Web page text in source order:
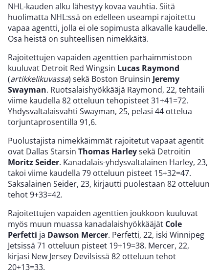
NHL-kauden alku lähestyy kovaa vauhtia. Siitä
huolimatta NHL:ssä on edelleen useampi rajoitettu
vapaa agentti, jolla ei ole sopimusta alkavalle kaudelle.
Osa heistä on suhteellisen nimekkäitä.
Rajoitettujen vapaiden agenttien parhaimmistoon
kuuluvat Detroit Red Wingsin Lucas Raymond
(artikkelikuvassa) sekä Boston Bruinsin Jeremy
Swayman. Ruotsalaishyökkääjä Raymond, 22, tehtaili
viime kaudella 82 otteluun tehopisteet 31+41=72.
Yhdysvaltalaisvahti Swayman, 25, pelasi 44 ottelua
torjuntaprosentilla 91,6.
Puolustajista nimekkäimmät rajoitetut vapaat agentit
ovat Dallas Starsin Thomas Harleysekä Detroitin
Moritz Seider. Kanadalais-yhdysvaltalainen Harley, 23,
takoi viime kaudella 79 otteluun pisteet 15+32=47.
Saksalainen Seider, 23, kirjautti puolestaan 82 otteluun
tehot 9+33=42.
Rajoitettujen vapaiden agenttien joukkoon kuuluvat
myös muun muassa kanadalaishyökkääjät Cole
Perfetti ja Dawson Mercer. Perfetti, 22, iski Winnipeg
Jetsissä 71 otteluun pisteet 19+19=38. Mercer, 22,
kirjasi New Jersey Devilsissä 82 otteluun tehot
20+13=33.